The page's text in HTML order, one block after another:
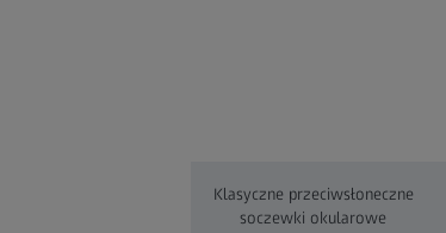
Klasyczne przeciwsłoneczne
soczewki okularowe